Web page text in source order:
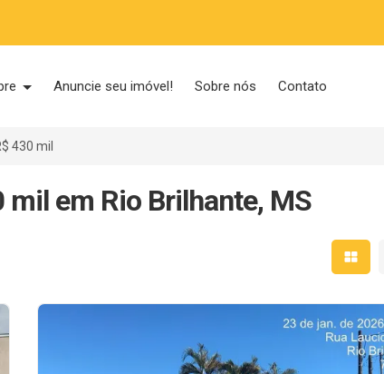
Anuncie seu imóvel! Sobre nós Contato
430 mil
mil em Rio Brilhante, MS